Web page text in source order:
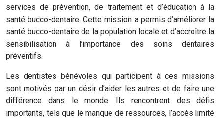
services de prévention, de traitement et d’éducation à la
santé bucco-dentaire. Cette mission a permis d’améliorer la
santé bucco-dentaire de la population locale et d’accroître la
sensibilisation à l’importance des soins dentaires
préventifs.
Les dentistes bénévoles qui participent à ces missions
sont motivés par un désir d’aider les autres et de faire une
différence dans le monde. Ils rencontrent des défis
importants, tels que le manque de ressources, l’accès limité